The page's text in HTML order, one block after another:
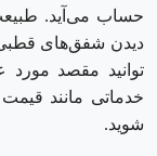
دیدن شفق‌های
‌توانید مقصد مورد
خدماتی مانند
شوید.